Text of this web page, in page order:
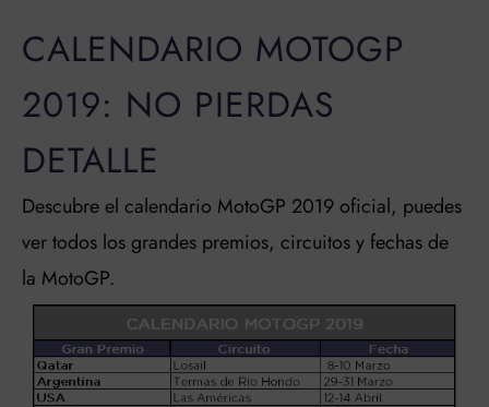
CALENDARIO MOTOGP
2019: NO PIERDAS
DETALLE
Descubre el calendario MotoGP 2019 oficial, puedes
ver todos los grandes premios, circuitos y fechas de
la MotoGP.